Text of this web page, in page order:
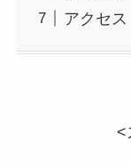
アクセス
<